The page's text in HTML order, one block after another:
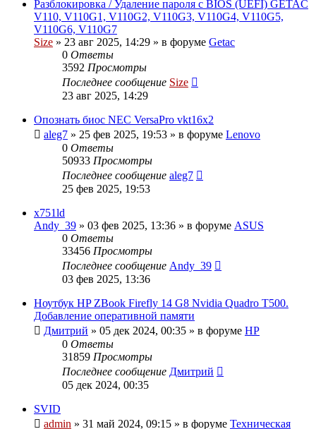
Разблокировка / Удаление пароля с BIOS (UEFI) GETAC
V110, V110G1, V110G2, V110G3, V110G4, V110G5,
V110G6, V110G7
Size » 23 авг 2025, 14:29 » в форуме Getac
0 Ответы
3592 Просмотры
Последнее сообщение Size
23 авг 2025, 14:29
Опознать биос NEC VersaPro vkt16x2
aleg7 » 25 фев 2025, 19:53 » в форуме Lenovo
0 Ответы
50933 Просмотры
Последнее сообщение aleg7
25 фев 2025, 19:53
x751ld
Andy_39 » 03 фев 2025, 13:36 » в форуме ASUS
0 Ответы
33456 Просмотры
Последнее сообщение Andy_39
03 фев 2025, 13:36
Ноутбук HP ZBook Firefly 14 G8 Nvidia Quadro T500.
Добавление оперативной памяти
Дмитрий » 05 дек 2024, 00:35 » в форуме HP
0 Ответы
31859 Просмотры
Последнее сообщение Дмитрий
05 дек 2024, 00:35
SVID
admin » 31 май 2024, 09:15 » в форуме Техническая